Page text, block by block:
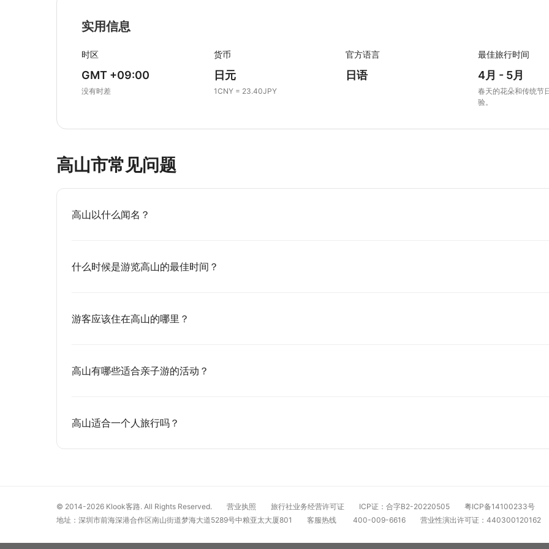
实用信息
时区
GMT +09:00
没有时差
货币
日元
1CNY = 23.40JPY
官方语言
日语
最佳旅行时间
4月 - 5月
春天的花朵和传统节
验。
高山市常见问题
高山以什么闻名？
什么时候是游览高山的最佳时间？
游客应该住在高山的哪里？
高山有哪些适合亲子游的活动？
高山适合一个人旅行吗？
© 2014-2026 Klook客路. All Rights Reserved. 营业执照 旅行社业务经营许可证 ICP证：合字B2-20220505 粤ICP备14100233号
地址：深圳市前海深港合作区南山街道梦海大道5289号中粮亚太大厦801
客服热线 400-009-6616 营业性演出许可证：440300120162